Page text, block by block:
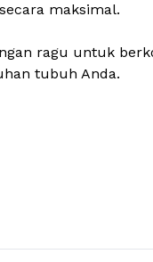
maksimal.
ragu untuk
tubuh Anda.